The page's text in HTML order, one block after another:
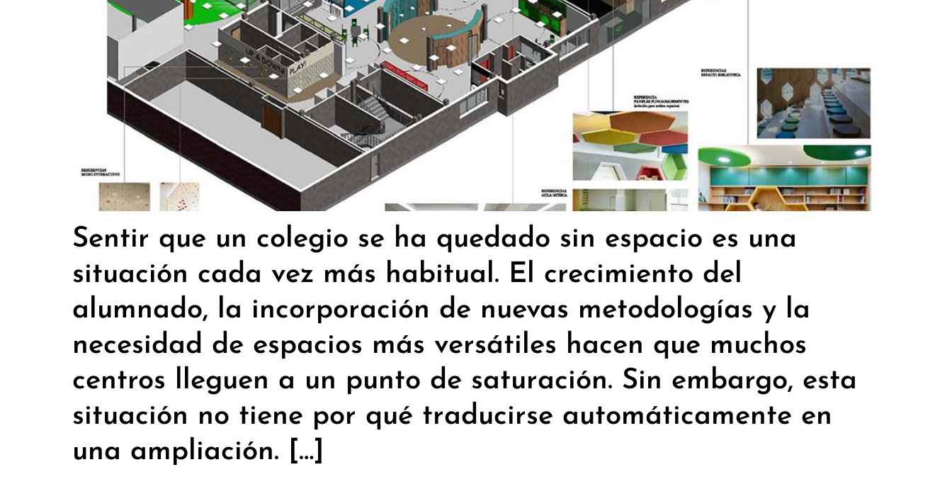
Sentir que un colegio se ha quedado sin espacio es una
situación cada vez más habitual. El crecimiento del
alumnado, la incorporación de nuevas metodologías y la
necesidad de espacios más versátiles hacen que muchos
centros lleguen a un punto de saturación. Sin embargo, esta
situación no tiene por qué traducirse automáticamente en
una ampliación. […]